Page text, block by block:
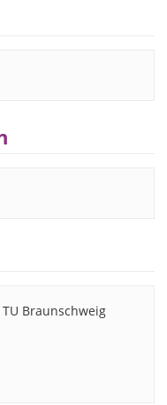
Braunschweig